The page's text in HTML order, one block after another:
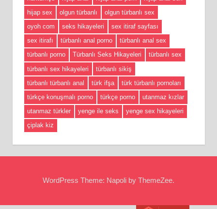
hijap sex
olgun türbanlı
olgun türbanlı sex
oyoh com
seks hikayeleri
sex itiraf sayfası
sex itirafı
türbanlı anal porno
türbanlı anal sex
türbanlı porno
Türbanlı Seks Hikayeleri
türbanlı sex
türbanlı sex hikayeleri
türbanlı sikiş
türbanlı türbanlı anal
türk ifşa
türk türbanlı pornoları
türkçe konuşmalı porno
türkçe porno
utanmaz kızlar
utanmaz türkler
yenge ile seks
yenge sex hikayeleri
çiplak kiz
WordPress Theme: Napoli by ThemeZee.